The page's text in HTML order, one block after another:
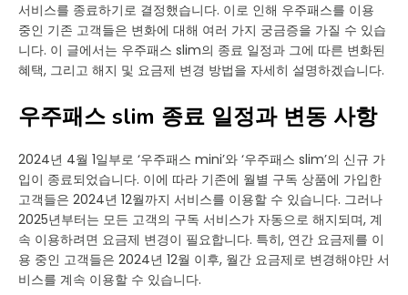
서비스를 종료하기로 결정했습니다. 이로 인해 우주패스를 이용
중인 기존 고객들은 변화에 대해 여러 가지 궁금증을 가질 수 있습
니다. 이 글에서는 우주패스 slim의 종료 일정과 그에 따른 변화된
혜택, 그리고 해지 및 요금제 변경 방법을 자세히 설명하겠습니다.
우주패스 slim 종료 일정과 변동 사항
2024년 4월 1일부로 ‘우주패스 mini’와 ‘우주패스 slim’의 신규 가
입이 종료되었습니다. 이에 따라 기존에 월별 구독 상품에 가입한
고객들은 2024년 12월까지 서비스를 이용할 수 있습니다. 그러나
2025년부터는 모든 고객의 구독 서비스가 자동으로 해지되며, 계
속 이용하려면 요금제 변경이 필요합니다. 특히, 연간 요금제를 이
용 중인 고객들은 2024년 12월 이후, 월간 요금제로 변경해야만 서
비스를 계속 이용할 수 있습니다.